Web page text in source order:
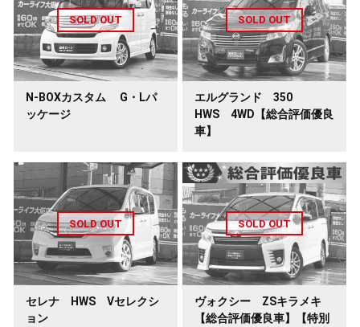
N-BOXカスタム G・Lパ
ッケージ
エルグランド 350
HWS 4WD【総合評価優良
車】
セレナ HWS Vセレクシ
ョン
ヴォクシー ZSキラメキ
【総合評価優良車】【特別